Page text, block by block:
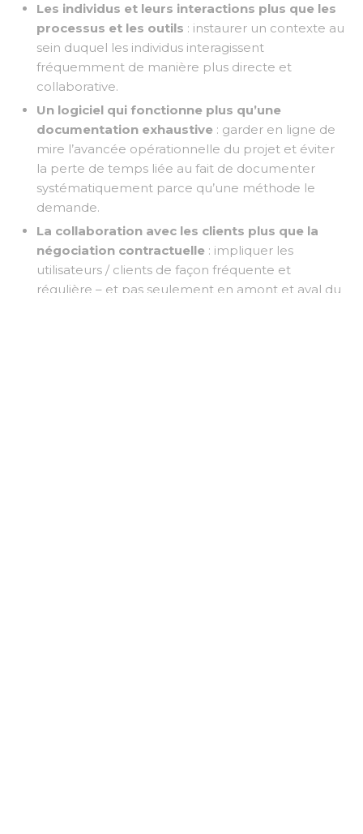
Les individus et leurs interactions plus que les
processus et les outils : instaurer un contexte au
sein duquel les individus interagissent
fréquemment de manière plus directe et
collaborative.
Un logiciel qui fonctionne plus qu’une
documentation exhaustive : garder en ligne de
mire l’avancée opérationnelle du projet et éviter
la perte de temps liée au fait de documenter
systématiquement parce qu’une méthode le
demande.
La collaboration avec les clients plus que la
négociation contractuelle : impliquer les
utilisateurs / clients de façon fréquente et
régulière – et pas seulement en amont et aval du